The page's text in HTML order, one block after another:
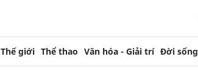
Thế giới Thể thao Văn hóa - Giải trí Đời sống